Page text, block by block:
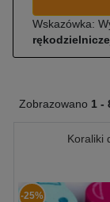
Wskazówka:
Zobrazowano 1 -
Koraliki
-25%